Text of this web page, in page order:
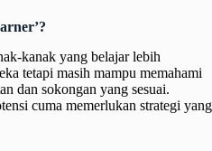
kanak yang belajar lebih
tetapi masih mampu memahami
dan sokongan yang sesuai.
cuma memerlukan strategi yang